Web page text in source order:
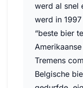
werd al snel
werd in
“beste bier
Tremens
Belgische